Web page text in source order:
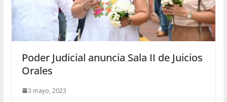
Poder Judicial anuncia Sala II de Juicios
Orales
3 mayo, 2023